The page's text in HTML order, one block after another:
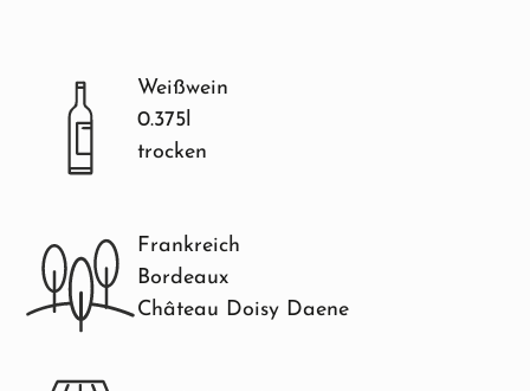
Weißwein
0.375l
trocken
Frankreich
Bordeaux
Château Doisy Daene